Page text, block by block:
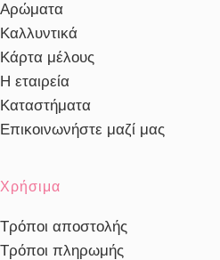
Αρώματα
Καλλυντικά
Κάρτα μέλους
Η εταιρεία
Καταστήματα
Επικοινωνήστε μαζί μας
Χρήσιμα
Τρόποι αποστολής
Τρόποι πληρωμής